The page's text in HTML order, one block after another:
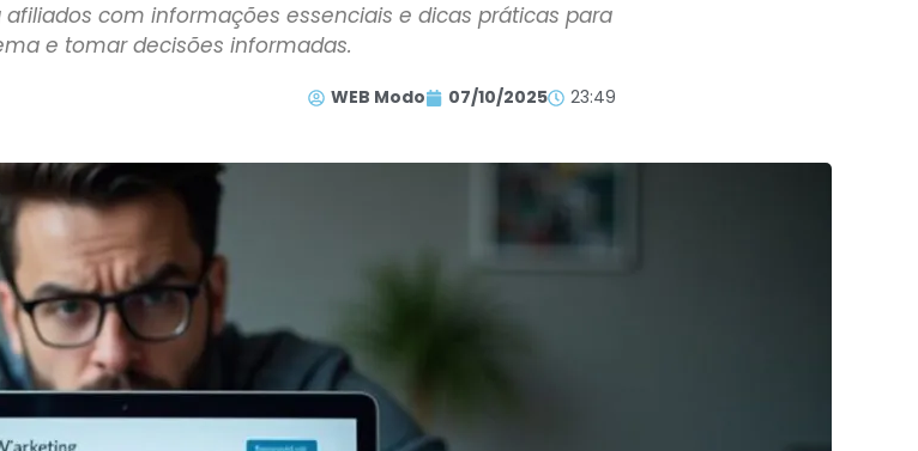
com informações essenciais e dicas práticas para
e tomar decisões informadas.
WEB Modo 07/10/2025 23:49